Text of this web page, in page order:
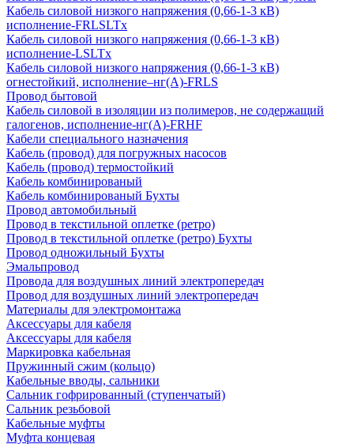
Кабель силовой низкого напряжения (0,66-1-3 кВ)
исполнение-FRLSLTx
Кабель силовой низкого напряжения (0,66-1-3 кВ)
исполнение-LSLTx
Кабель силовой низкого напряжения (0,66-1-3 кВ)
огнестойкий, исполнение–нг(А)-FRLS
Провод бытовой
Кабель силовой в изоляции из полимеров, не содержащий
галогенов, исполнение-нг(А)-FRHF
Кабели специального назначения
Кабель (провод) для погружных насосов
Кабель (провод) термостойкий
Кабель комбинированый
Кабель комбинированый Бухты
Провод автомобильный
Провод в текстильной оплетке (ретро)
Провод в текстильной оплетке (ретро) Бухты
Провод одножильный Бухты
Эмальпровод
Провода для воздушных линий электропередач
Провод для воздушных линий электропередач
Материалы для электромонтажа
Аксессуары для кабеля
Аксессуары для кабеля
Маркировка кабельная
Пружинный сжим (кольцо)
Кабельные вводы, сальники
Сальник гофрированный (ступенчатый)
Сальник резьбовой
Кабельные муфты
Муфта концевая